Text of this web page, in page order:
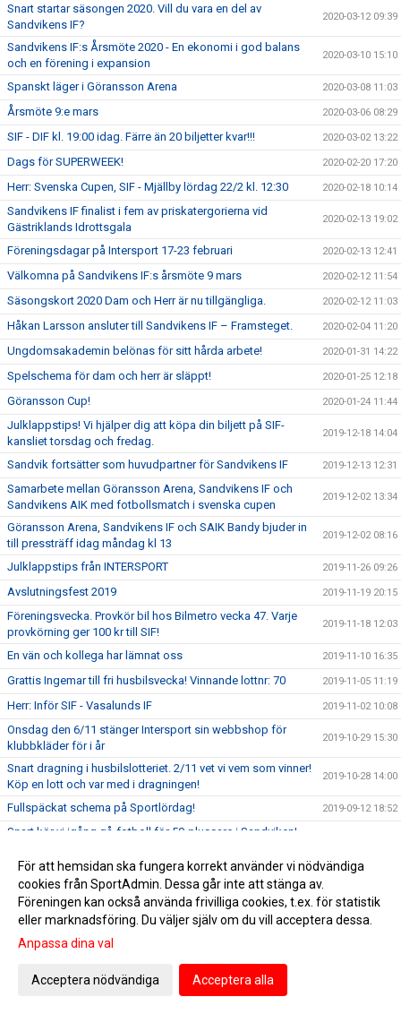
Snart startar säsongen 2020. Vill du vara en del av
Sandvikens IF?
2020-03-12 09:39
Sandvikens IF:s Årsmöte 2020 - En ekonomi i god balans
och en förening i expansion
2020-03-10 15:10
Spanskt läger i Göransson Arena 2020-03-08 11:03
Årsmöte 9:e mars 2020-03-06 08:29
SIF - DIF kl. 19:00 idag. Färre än 20 biljetter kvar!!! 2020-03-02 13:22
Dags för SUPERWEEK! 2020-02-20 17:20
Herr: Svenska Cupen, SIF - Mjällby lördag 22/2 kl. 12:30 2020-02-18 10:14
Sandvikens IF finalist i fem av priskatergorierna vid
Gästriklands Idrottsgala
2020-02-13 19:02
Föreningsdagar på Intersport 17-23 februari 2020-02-13 12:41
Välkomna på Sandvikens IF:s årsmöte 9 mars 2020-02-12 11:54
Säsongskort 2020 Dam och Herr är nu tillgängliga. 2020-02-12 11:03
Håkan Larsson ansluter till Sandvikens IF – Framsteget. 2020-02-04 11:20
Ungdomsakademin belönas för sitt hårda arbete! 2020-01-31 14:22
Spelschema för dam och herr är släppt! 2020-01-25 12:18
Göransson Cup! 2020-01-24 11:44
Julklappstips! Vi hjälper dig att köpa din biljett på SIF-
kansliet torsdag och fredag.
2019-12-18 14:04
Sandvik fortsätter som huvudpartner för Sandvikens IF 2019-12-13 12:31
Samarbete mellan Göransson Arena, Sandvikens IF och
Sandvikens AIK med fotbollsmatch i svenska cupen
2019-12-02 13:34
Göransson Arena, Sandvikens IF och SAIK Bandy bjuder in
till pressträff idag måndag kl 13
2019-12-02 08:16
Julklappstips från INTERSPORT 2019-11-26 09:26
Avslutningsfest 2019 2019-11-19 20:15
Föreningsvecka. Provkör bil hos Bilmetro vecka 47. Varje
provkörning ger 100 kr till SIF!
2019-11-18 12:03
En vän och kollega har lämnat oss 2019-11-10 16:35
Grattis Ingemar till fri husbilsvecka! Vinnande lottnr: 70 2019-11-05 11:19
Herr: Inför SIF - Vasalunds IF 2019-11-02 10:08
Onsdag den 6/11 stänger Intersport sin webbshop för
klubbkläder för i år
2019-10-29 15:30
Snart dragning i husbilslotteriet. 2/11 vet vi vem som vinner!
Köp en lott och var med i dragningen!
2019-10-28 14:00
Fullspäckat schema på Sportlördag! 2019-09-12 18:52
Snart kör vi igång gå-fotboll för 50-plussare i Sandviken!
SIF-kväll hos Actlife7 med fina rabatter, onsdag 28/8 2019-08-27 19:58
Vinnare av VS & Perssons tävling! 2019-08-27 19:35
Program och ytterligare info om superlördagen 17/8 2019-08-15 15:13
Fotbollsfest på VM-arenan lördag 17/8. Vi kör igång
Dam: SIF - Gefle IF lördag 10/8 kl 13.00
För att hemsidan ska fungera korrekt använder vi nödvändiga
cookies från SportAdmin. Dessa går inte att stänga av.
Föreningen kan också använda frivilliga cookies, t.ex. för statistik
eller marknadsföring. Du väljer själv om du vill acceptera dessa.
Anpassa dina val
Acceptera nödvändiga Acceptera alla